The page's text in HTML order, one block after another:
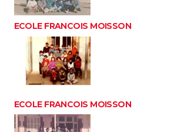
ECOLE FRANCOIS MOISSON
ECOLE FRANCOIS MOISSON